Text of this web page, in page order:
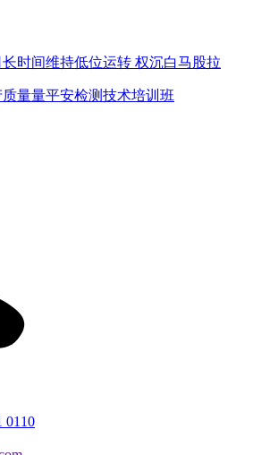
时间维持低位运转 权沉白马股拉
量量平安检测技术培训班
0110